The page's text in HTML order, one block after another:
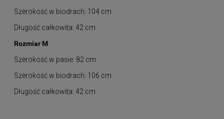
Szerokość w biodrach: 104 cm
Długość całkowita: 42 cm
Rozmiar M
Szerokość w pasie: 82 cm
Szerokość w biodrach: 106 cm
Długość całkowita: 42 cm